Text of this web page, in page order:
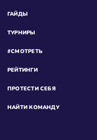
ГАЙДЫ
ТУРНИРЫ
#СМОТРЕТЬ
РЕЙТИНГИ
ПРОТЕСТИ СЕБЯ
НАЙТИ КОМАНДУ